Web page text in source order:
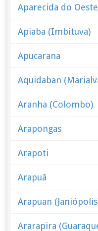
Aparecida do
Apiaba (Imbituva)
Apucarana
Aquidaban
Aranha (Colombo)
Arapongas
Arapoti
Arapuã
Arapuan
Ararapira